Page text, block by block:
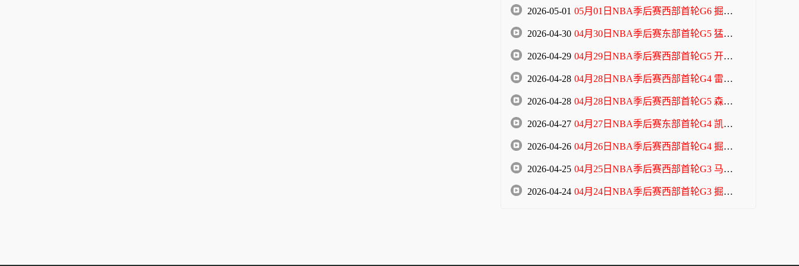
2026-05-01 05月01日NBA季后赛西部首轮G6 掘金 - 森林狼 全场录像
2026-04-30 04月30日NBA季后赛东部首轮G5 猛龙 - 骑士 全场录像
2026-04-29 04月29日NBA季后赛西部首轮G5 开拓者 - 马刺 全场录像
2026-04-28 04月28日NBA季后赛西部首轮G4 雷霆 - 太阳 全场录像
2026-04-28 04月28日NBA季后赛西部首轮G5 森林狼 - 掘金 全场录像
2026-04-27 04月27日NBA季后赛东部首轮G4 凯尔特人 - 76人 全场录像
2026-04-26 04月26日NBA季后赛西部首轮G4 掘金 - 森林狼 全场录像
2026-04-25 04月25日NBA季后赛西部首轮G3 马刺 - 开拓者 全场录像
2026-04-24 04月24日NBA季后赛西部首轮G3 掘金 - 森林狼 全场录像